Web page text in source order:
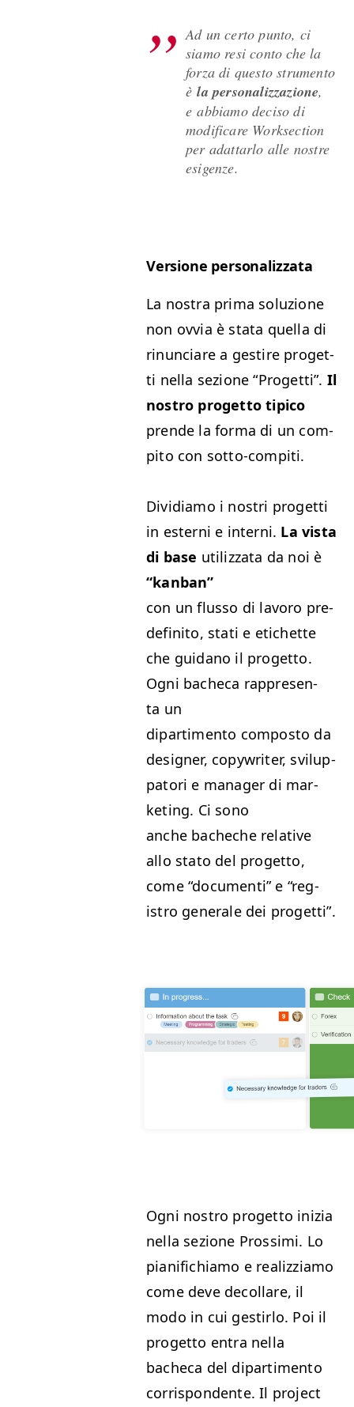
Ad un cer­to pun­to, ci
siamo resi con­to che la
forza di questo stru­men­to
èla per­son­al­iz­zazione,
e abbi­amo deciso di
mod­i­fi­care Work­sec­tion
per adat­tar­lo alle nos­tre
esigenze.
Ver­sione personalizzata
La nos­tra pri­ma soluzione
non ovvia è sta­ta quel­la di
rin­un­cia­re a gestire prog­et­
ti nel­la sezione“Prog­et­ti”. Il
nos­tro prog­et­to tipi­co
prende la for­ma di un com­
pi­to con sotto-compiti.
Dividi­amo i nos­tri prog­et­ti
in esterni e interni. La vista
di base uti­liz­za­ta da noi è
“kan­ban”
con un flus­so di lavoro pre­
defini­to, sta­ti e etichette
che guidano il prog­et­to.
Ogni bacheca rap­p­re­sen­
ta un
dipar­ti­men­to com­pos­to da
design­er, copy­writer, svilup­
pa­tori e man­ag­er di mar­
ket­ing. Ci sono
anche bacheche rel­a­tive
allo sta­to del prog­et­to,
come “doc­u­men­ti” e “reg­
istro gen­erale dei progetti”.
Ogni nos­tro prog­et­to inizia
nel­la sezione Prossi­mi. Lo
piani­fichi­amo e real­izzi­amo
come deve decol­lare, il
modo in cui gestir­lo. Poi il
prog­et­to entra nel­la
bacheca del dipar­ti­men­to
cor­rispon­dente. Il project